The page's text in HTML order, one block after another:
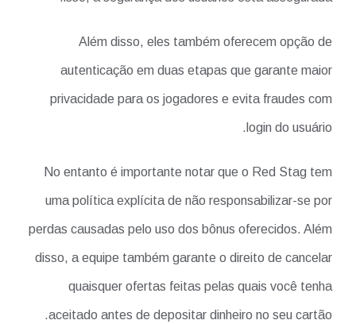
Além disso, eles também oferecem opção de
autenticação em duas etapas que garante maior
privacidade para os jogadores e evita fraudes com
login do usuário.
No entanto é importante notar que o Red Stag tem
uma política explícita de não responsabilizar-se por
perdas causadas pelo uso dos bônus oferecidos. Além
disso, a equipe também garante o direito de cancelar
quaisquer ofertas feitas pelas quais você tenha
aceitado antes de depositar dinheiro no seu cartão.